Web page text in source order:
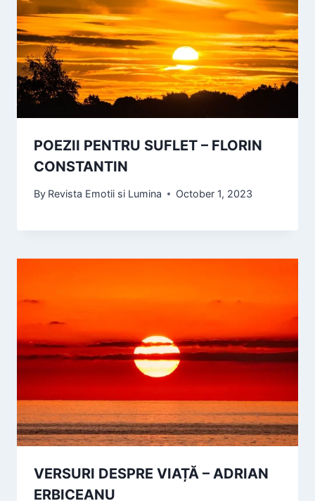
POEZII PENTRU SUFLET – FLORIN
CONSTANTIN
By Revista Emotii si Lumina October 1, 2023
VERSURI DESPRE VIAȚĂ – ADRIAN
ERBICEANU